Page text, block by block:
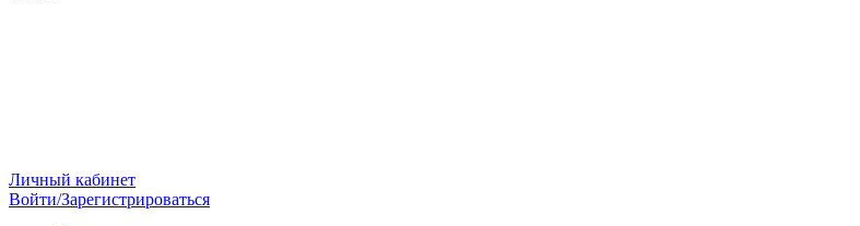
Личный кабинет
Войти/Зарегистрироваться